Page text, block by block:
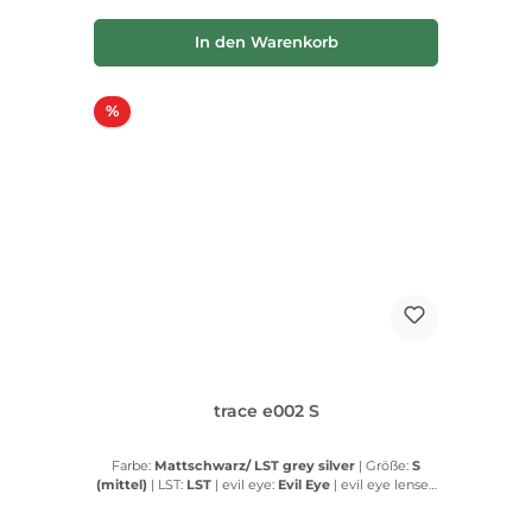
In den Warenkorb
%Rabatt
trace e002 S
Farbe: Mattschwarz/ LST grey silver | Größe: S
(mittel) | LST: LST | evil eye: Evil Eye | evil eye lenses: